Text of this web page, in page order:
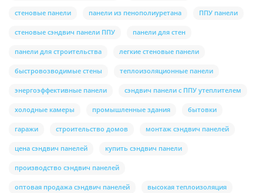
стеновые панели панели из пенополиуретана ППУ панели
стеновые сэндвич панели ППУ панели для стен
панели для строительства легкие стеновые панели
быстровозводимые стены теплоизоляционные панели
энергоэффективные панели сэндвич панели с ППУ утеплителем
холодные камеры промышленные здания бытовки
гаражи строительство домов монтаж сэндвич панелей
цена сэндвич панелей купить сэндвич панели
производство сэндвич панелей
оптовая продажа сэндвич панелей высокая теплоизоляция